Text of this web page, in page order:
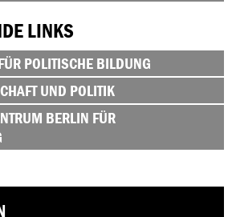
LINKS
POLITISCHE BILDUNG
UND POLITIK
BERLIN FÜR